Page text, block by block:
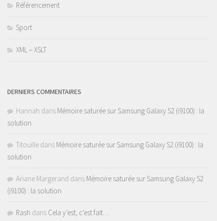
Référencement
Sport
XML – XSLT
DERNIERS COMMENTAIRES
Hannah dans Mémoire saturée sur Samsung Galaxy S2 (i9100) : la
solution
Titouille dans Mémoire saturée sur Samsung Galaxy S2 (i9100) : la
solution
Ariane Margerand dans Mémoire saturée sur Samsung Galaxy S2
(i9100) : la solution
Rash dans Cela y’est, c’est fait…